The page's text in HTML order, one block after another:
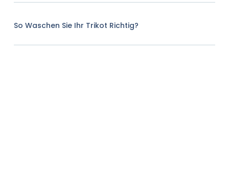
So Waschen Sie Ihr Trikot Richtig?